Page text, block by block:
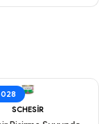
SCHESIR